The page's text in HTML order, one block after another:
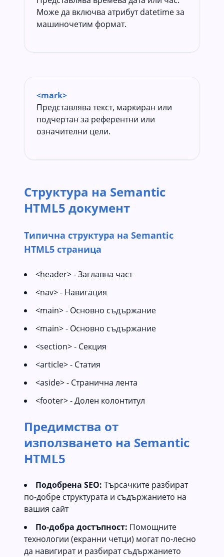
Може да включва атрибут datetime за
машиночетим формат.
<mark>
Представлява текст, маркиран или
подчертан за референтни или
означителни цели.
Структура на Semantic
HTML5 документ
Типична структура на Semantic
HTML5 страница
<header> - Заглавна част
<nav> - Навигация
<main> - Основно съдържание
<main> - Основно съдържание
<section> - Секция
<article> - Статия
<aside> - Странична лента
<footer> - Долен колонтитул
Предимства от
използването на Semantic
HTML5
Подобрена SEO: Търсачките разбират
по-добре структурата и съдържанието на
вашия сайт
По-добра достъпност: Помощните
технологии (екранни четци) могат по-лесно
да навигират и разбират съдържанието